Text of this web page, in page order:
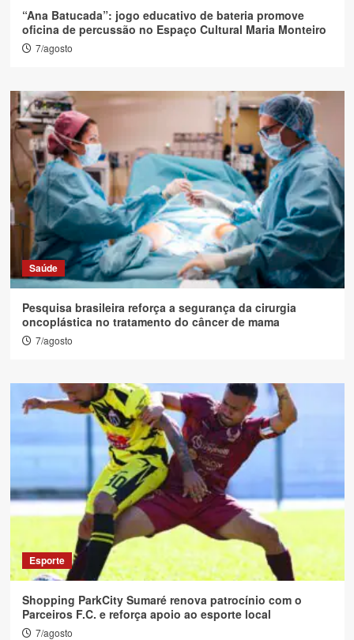
“Ana Batucada”: jogo educativo de bateria promove
oficina de percussão no Espaço Cultural Maria Monteiro
7/agosto
Saúde
Pesquisa brasileira reforça a segurança da cirurgia
oncoplástica no tratamento do câncer de mama
7/agosto
Esporte
Shopping ParkCity Sumaré renova patrocínio com o
Parceiros F.C. e reforça apoio ao esporte local
7/agosto